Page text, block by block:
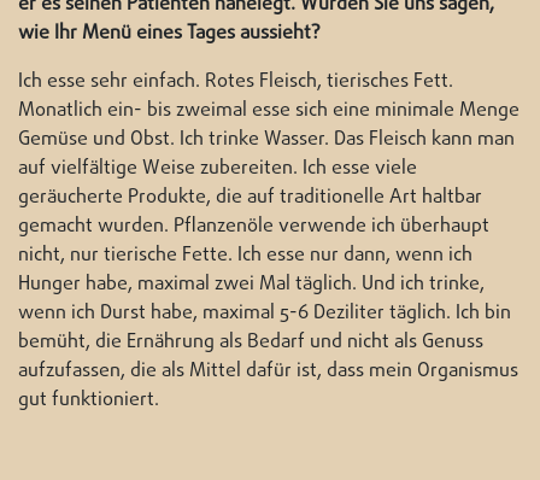
wie Ihr Menü eines Tages aussieht?
Ich esse sehr einfach. Rotes Fleisch, tierisches Fett.
Monatlich ein- bis zweimal esse sich eine minimale Menge
Gemüse und Obst. Ich trinke Wasser. Das Fleisch kann man
auf vielfältige Weise zubereiten. Ich esse viele
geräucherte Produkte, die auf traditionelle Art haltbar
gemacht wurden. Pflanzenöle verwende ich überhaupt
nicht, nur tierische Fette. Ich esse nur dann, wenn ich
Hunger habe, maximal zwei Mal täglich. Und ich trinke,
wenn ich Durst habe, maximal 5-6 Deziliter täglich. Ich bin
bemüht, die Ernährung als Bedarf und nicht als Genuss
aufzufassen, die als Mittel dafür ist, dass mein Organismus
gut funktioniert.